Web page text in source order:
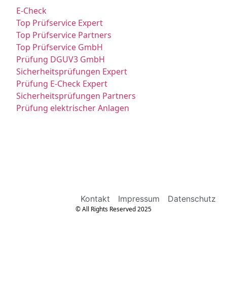
E-Check
Top Prüfservice Expert
Top Prüfservice Partners
Top Prüfservice GmbH
Prüfung DGUV3 GmbH
Sicherheitsprüfungen Expert
Prüfung E-Check Expert
Sicherheitsprüfungen Partners
Prüfung elektrischer Anlagen
Kontakt Impressum Datenschutz
© All Rights Reserved 2025